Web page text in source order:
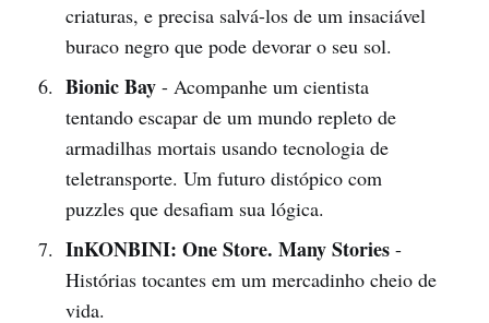
criaturas, e precisa salvá-los de um insaciável
buraco negro que pode devorar o seu sol.
Bionic Bay- Acompanhe um cientista
tentando escapar de um mundo repleto de
armadilhas mortais usando tecnologia de
teletransporte. Um futuro distópico com
puzzles que desafiam sua lógica.
InKONBINI: One Store. Many Stories-
Histórias tocantes em um mercadinho cheio de
vida.